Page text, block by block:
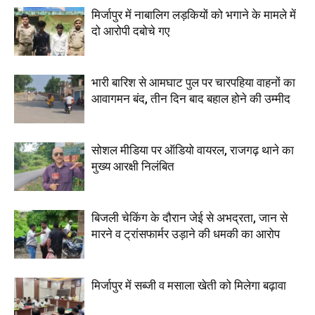
मिर्जापुर में नाबालिग लड़कियों को भगाने के मामले में
दो आरोपी दबोचे गए
भारी बारिश से आमघाट पुल पर चारपहिया वाहनों का
आवागमन बंद, तीन दिन बाद बहाल होने की उम्मीद
सोशल मीडिया पर ऑडियो वायरल, राजगढ़ थाने का
मुख्य आरक्षी निलंबित
बिजली चेकिंग के दौरान जेई से अभद्रता, जान से
मारने व ट्रांसफार्मर उड़ाने की धमकी का आरोप
मिर्जापुर में सब्जी व मसाला खेती को मिलेगा बढ़ावा